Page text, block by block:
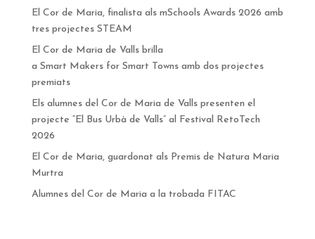
El Cor de Maria, finalista als mSchools Awards 2026 amb
tres projectes STEAM
El Cor de Maria de Valls brilla
a Smart Makers for Smart Towns amb dos projectes
premiats
Els alumnes del Cor de Maria de Valls presenten el
projecte “El Bus Urbà de Valls” al Festival RetoTech
2026
El Cor de Maria, guardonat als Premis de Natura Maria
Murtra
Alumnes del Cor de Maria a la trobada FITAC